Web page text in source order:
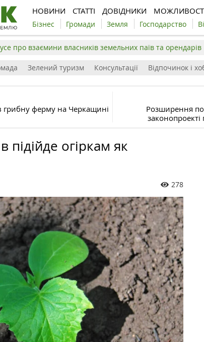
НОВИНИ СТАТТІ ДОВІДНИКИ
Бізнес Громади Земля Господарство
про взаємини власників земельних паїв та орендарів
Зелений туризм Консультації Відпочинок і
грибну ферму на Черкащині
Розширення
підійде огіркам як
278